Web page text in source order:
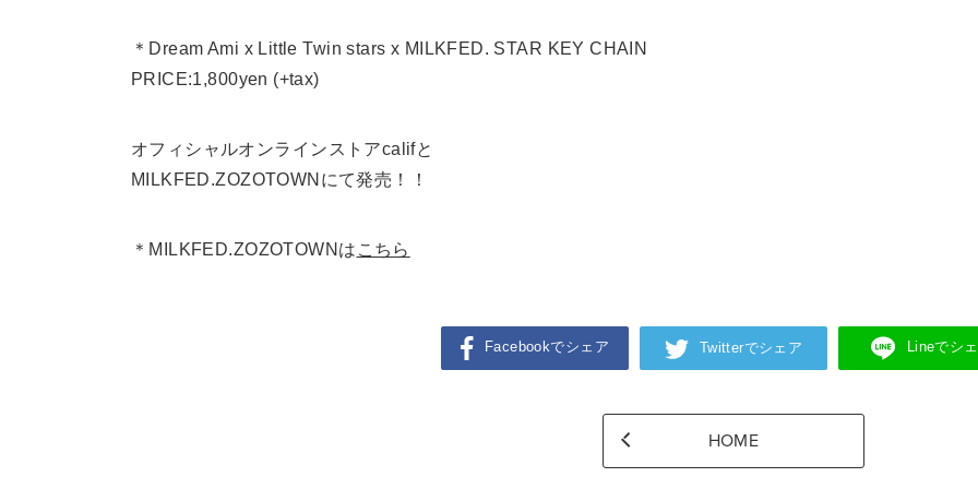
＊Dream Ami x Little Twin stars x MILKFED. STAR KEY CHAIN
PRICE:1,800yen (+tax)
オフィシャルオンラインストアcalifと
MILKFED.ZOZOTOWNにて発売！！
＊MILKFED.ZOZOTOWNは こちら
Facebookでシェア Twitterでシェア Lineでシ
HOME